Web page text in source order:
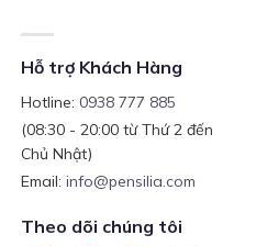
Hỗ trợ Khách Hàng
Hotline: 0938 777 885
(08:30 - 20:00 từ Thứ 2 đến
Chủ Nhật)
Email: info@pensilia.com
Theo dõi chúng tôi